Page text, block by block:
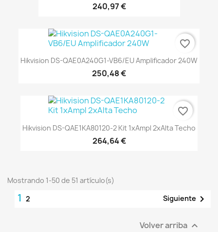
240,97 €
Hikvision DS-QAE0A240G1-VB6/EU Amplificador 240W
250,48 €
favorite_border
Hikvision DS-QAE1KA80120-2 Kit 1xAmpl 2xAlta Techo
264,64 €
favorite_border
Mostrando 1-50 de 51 artículo(s)
1 2 Siguiente 
Volver arriba 